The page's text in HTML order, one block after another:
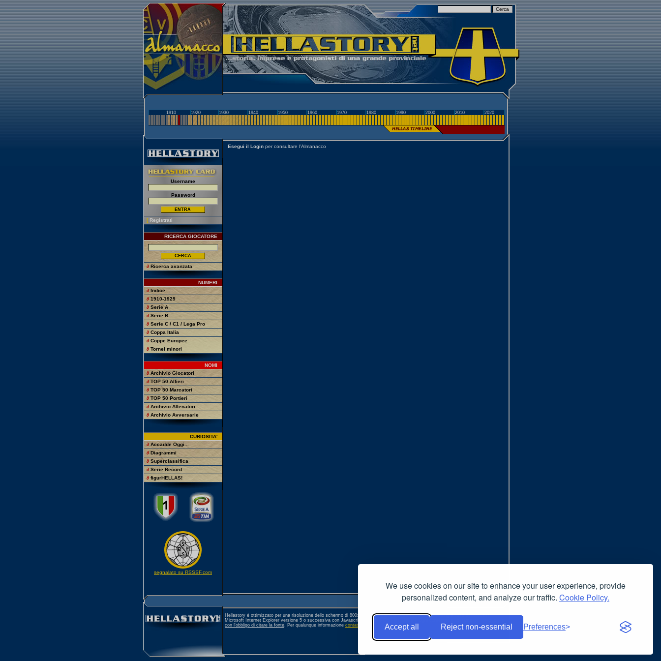
We use cookies on our site to enhance your user experience, provide
personalized content, and analyze our traffic. Cookie Policy.
Accept all Reject non-essential Preferences
1910 1920 1930 1940 1950 1960 1970 1980 1990 2000 2010 2020
Username
Password
[ Registrati
RICERCA GIOCATORE
∂ Ricerca avanzata
NUMERI
∂ Indice
∂ 1910-1929
∂ Serie A
∂ Serie B
∂ Serie C / C1 / Lega Pro
∂ Coppa Italia
∂ Coppe Europee
∂ Tornei minori
NOMI
∂ Archivio Giocatori
∂ TOP 50 Alfieri
∂ TOP 50 Marcatori
∂ TOP 50 Portieri
∂ Archivio Allenatori
∂ Archivio Avversarie
CURIOSITA'
∂ Accadde Oggi...
∂ Diagrammi
∂ Superclassifica
∂ Serie Record
∂ figurHELLAS!
segnalato su RSSSF.com
Esegui il Login per consultare l'Almanacco
Hellastory è ottimizzato per una risoluzione dello schermo di 800x600 pixel. Per una corretta visione si consiglia l'uso del browser
Microsoft Internet Explorer versione 5 o successiva con Javascript, Popup e Cookies abilitati. Ogni contenuto è liberamente riproducibile
con l'obbligo di citare la fonte. Per qualunque informazione contattateci